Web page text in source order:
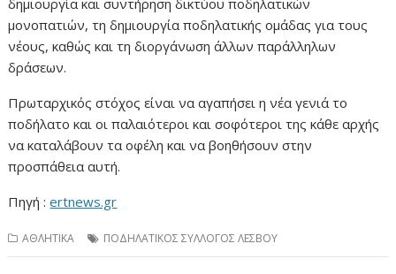
δημιουργία και συντήρηση δικτύου ποδηλατικών
μονοπατιών, τη δημιουργία ποδηλατικής ομάδας για τους
νέους, καθώς και τη διοργάνωση άλλων παράλληλων
δράσεων.
Πρωταρχικός στόχος είναι να αγαπήσει η νέα γενιά το
ποδήλατο και οι παλαιότεροι και σοφότεροι της κάθε αρχής
να καταλάβουν τα οφέλη και να βοηθήσουν στην
προσπάθεια αυτή.
Πηγή :ertnews.gr
ΑΘΛΗΤΙΚΑ ΠΟΔΗΛΑΤΙΚΟΣ ΣΥΛΛΟΓΟΣ ΛΕΣΒΟΥ